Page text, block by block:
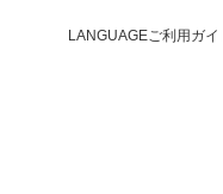
LANGUAGEご利用ガイ